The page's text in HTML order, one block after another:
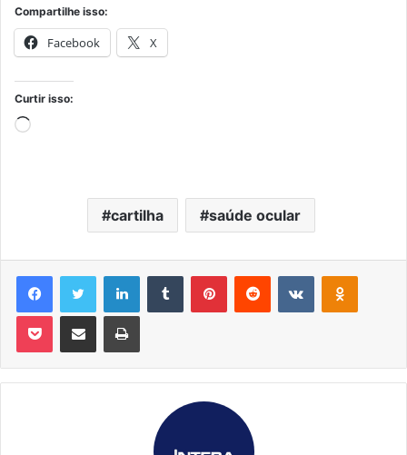
Compartilhe isso:
Facebook X
Curtir isso:
Carregando...
cartilha saúde ocular
FacebookTwitter LinkedinTumblr PinterestReddit VK OK
Pocket Compartilhar via e-mail Imprimir